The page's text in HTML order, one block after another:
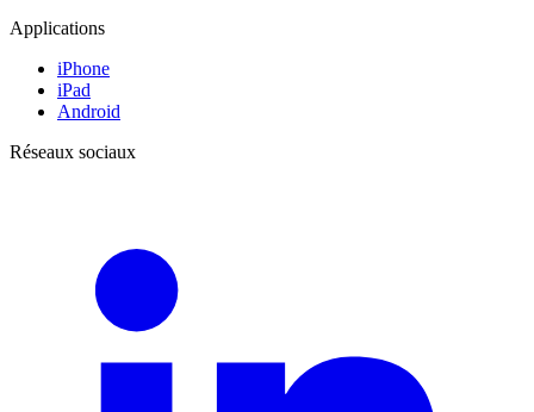
Applications
iPhone
iPad
Android
Réseaux sociaux